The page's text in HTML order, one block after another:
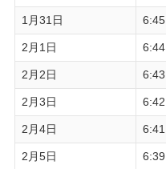
1月31日 6:45
2月1日 6:44
2月2日 6:43
2月3日 6:42
2月4日 6:41
2月5日 6:39